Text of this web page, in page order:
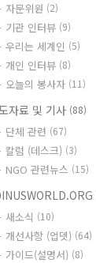
자문위원 (2)
기관 인터뷰 (9)
우리는 세계인 (5)
개인 인터뷰 (8)
오늘의 봉사자 (11)
자료 및 기사 (88)
단체 관련 (67)
칼럼 (데스크) (3)
NGO 관련뉴스 (15)
새소식 (10)
개선사항 (업뎃) (64)
가이드(설명서) (8)